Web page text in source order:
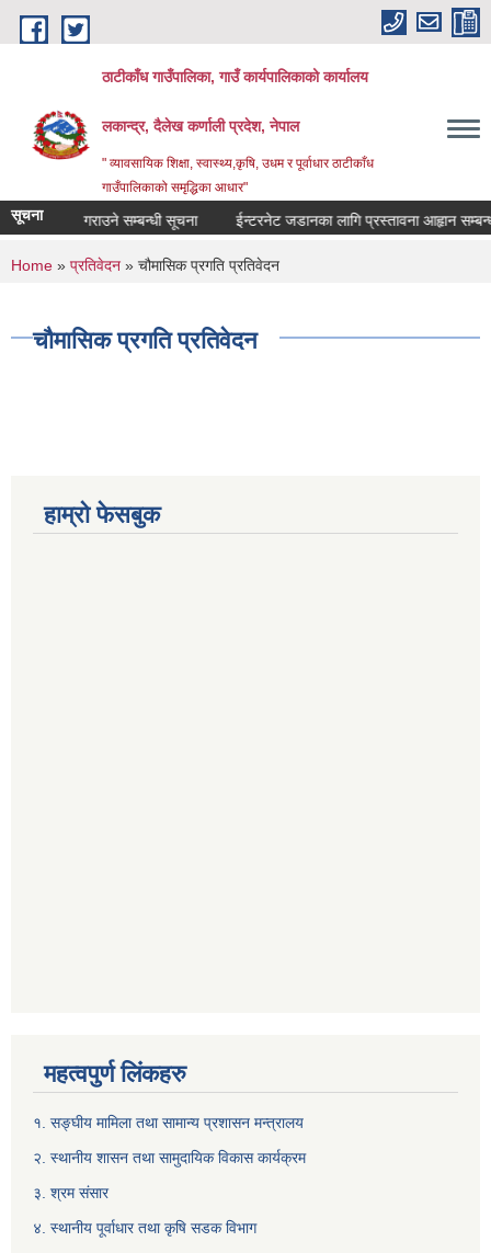
Skip to main content
ठाटीकाँध गाउँपालिका, गाउँ कार्यपालिकाको कार्यालय
लकान्द्र, दैलेख कर्णाली प्रदेश, नेपाल
" व्यावसायिक शिक्षा, स्वास्थ्य,कृषि, उधम र पूर्वाधार ठाटीकाँध
गाउँपालिकाको समृद्धिका आधार"
सूचना
सूचिमा दर्ता गराउने सम्बन्धी सूचना ईन्टरनेट जडानका लागि प्रस्तावना आहृान
You are here
Home » प्रतिवेदन » चौमासिक प्रगति प्रतिवेदन
चौमासिक प्रगति प्रतिवेदन
हाम्रो फेसबुक
महत्वपुर्ण लिंकहरु
१. सङ्घीय मामिला तथा सामान्य प्रशासन मन्त्रालय
२. स्थानीय शासन तथा सामुदायिक विकास कार्यक्रम
३. श्रम संसार
४. स्थानीय पूर्वाधार तथा कृषि सडक विभाग